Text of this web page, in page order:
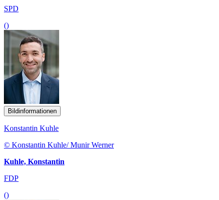
SPD
()
Bildinformationen
Konstantin Kuhle
© Konstantin Kuhle/ Munir Werner
Kuhle, Konstantin
FDP
()